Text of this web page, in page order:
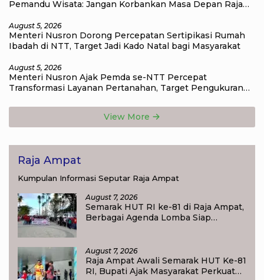
Pemandu Wisata: Jangan Korbankan Masa Depan Raja
August 5, 2026
Menteri Nusron Dorong Percepatan Sertipikasi Rumah
Ibadah di NTT, Target Jadi Kado Natal bagi Masyarakat
August 5, 2026
Menteri Nusron Ajak Pemda se-NTT Percepat
Transformasi Layanan Pertanahan, Target Pengukuran
View More
Raja Ampat
Kumpulan Informasi Seputar Raja Ampat
August 7, 2026
Semarak HUT RI ke-81 di Raja Ampat,
Berbagai Agenda Lomba Siap
August 7, 2026
Raja Ampat Awali Semarak HUT Ke-81
RI, Bupati Ajak Masyarakat Perkuat